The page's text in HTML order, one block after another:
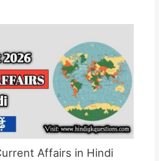
Affairs in Hindi